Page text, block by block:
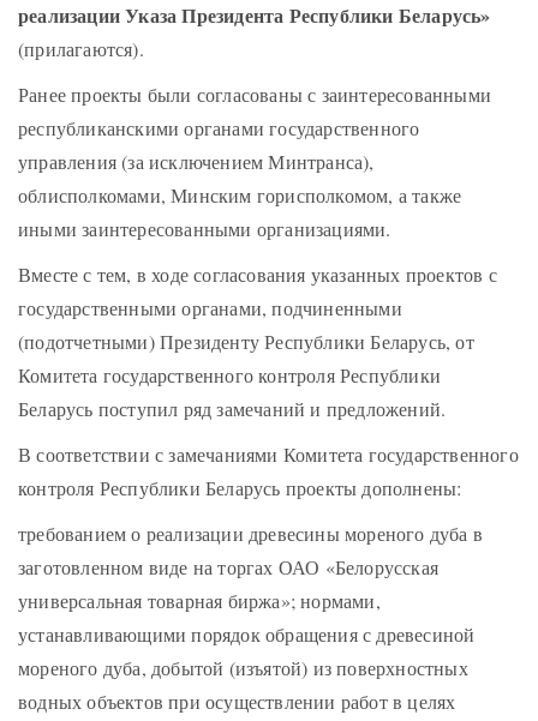
реализации Указа Президента Республики Беларусь»
(прилагаются).
Ранее проекты были согласованы с заинтересованными
республиканскими органами государственного
управления (за исключением Минтранса),
облисполкомами, Минским горисполкомом, а также
иными заинтересованными организациями.
Вместе с тем, в ходе согласования указанных проектов с
государственными органами, подчиненными
(подотчетными) Президенту Республики Беларусь, от
Комитета государственного контроля Республики
Беларусь поступил ряд замечаний и предложений.
В соответствии с замечаниями Комитета государственного
контроля Республики Беларусь проекты дополнены:
требованием о реализации древесины мореного дуба в
заготовленном виде на торгах ОАО «Белорусская
универсальная товарная биржа»; нормами,
устанавливающими порядок обращения с древесиной
мореного дуба, добытой (изъятой) из поверхностных
водных объектов при осуществлении работ в целях